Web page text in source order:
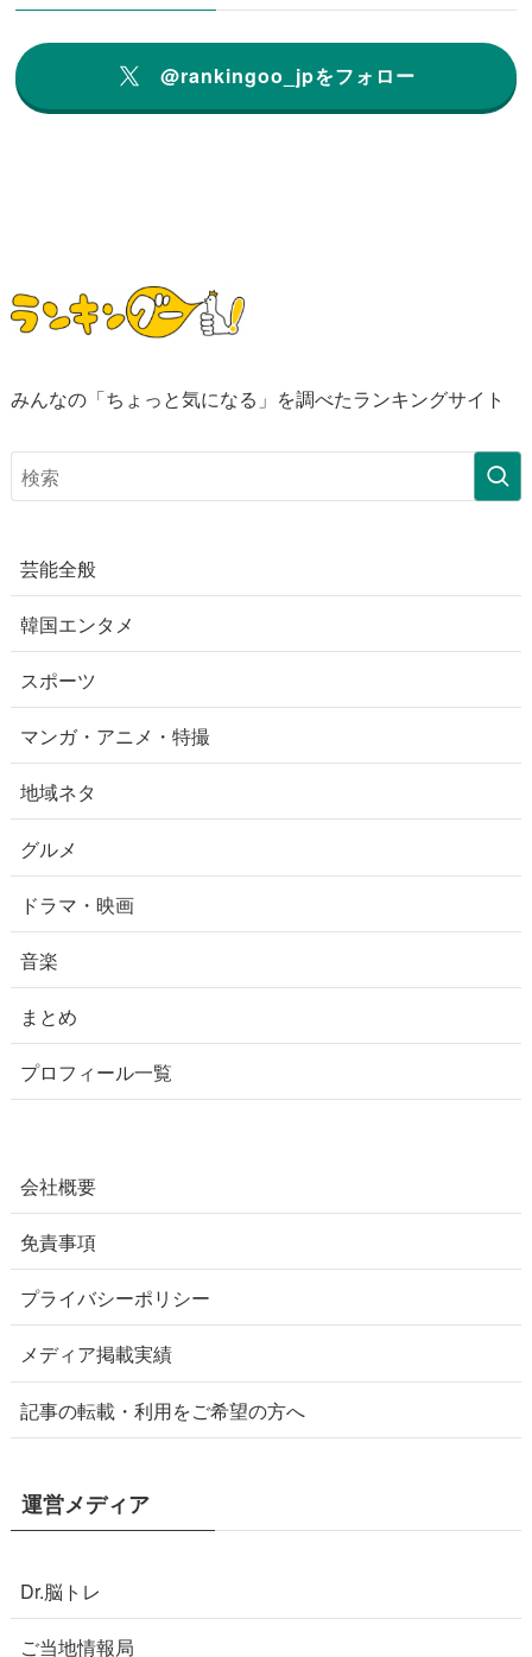
@rankingoo_jpをフォロー
みんなの「ちょっと気になる」を調べたランキングサイト
芸能全般
韓国エンタメ
スポーツ
マンガ・アニメ・特撮
地域ネタ
グルメ
ドラマ・映画
音楽
まとめ
プロフィール一覧
会社概要
免責事項
プライバシーポリシー
メディア掲載実績
記事の転載・利用をご希望の方へ
運営メディア
Dr.脳トレ
ご当地情報局